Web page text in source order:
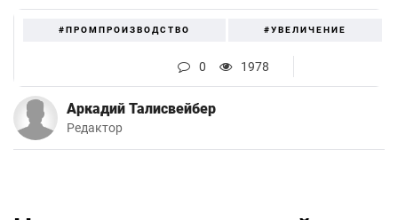
#ПРОМПРОИЗВОДСТВО #УВЕЛИЧЕНИЕ
0 1978
Аркадий Талисвейбер
Редактор